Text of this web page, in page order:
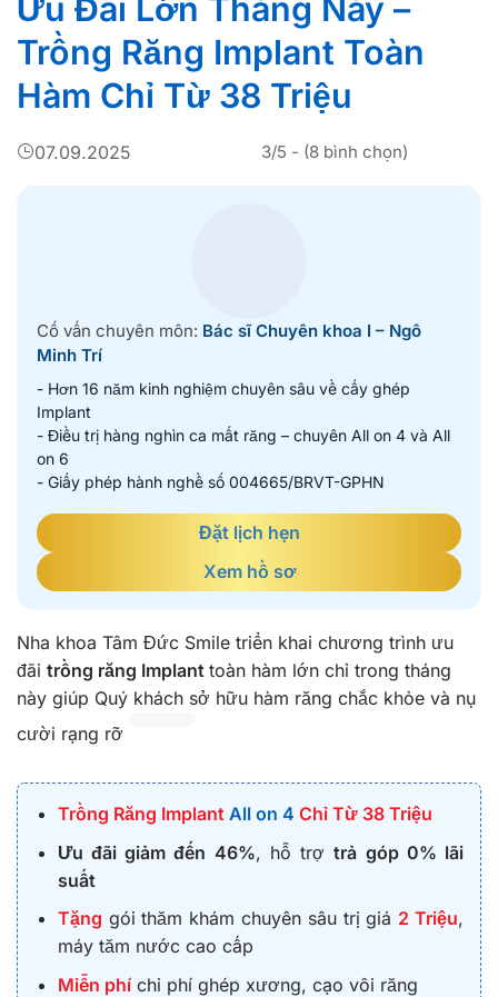
Ưu Đãi Lớn Tháng Này –
Trồng Răng Implant Toàn
Hàm Chỉ Từ 38 Triệu
07.09.2025 3/5 - (8 bình chọn)
Cố vấn chuyên môn: Bác sĩ Chuyên khoa I – Ngô
Minh Trí
- Hơn 16 năm kinh nghiệm chuyên sâu về cấy ghép
Implant
- Điều trị hàng nghìn ca mất răng – chuyên All on 4 và All
on 6
- Giấy phép hành nghề số 004665/BRVT-GPHN
Đặt lịch hẹn
Xem hồ sơ
Nha khoa Tâm Đức Smile triển khai chương trình ưu
đãi trồng răng Implant toàn hàm lớn chỉ trong tháng
này giúp Quý khách sở hữu hàm răng chắc khỏe và nụ
cười rạng rỡ
Trồng Răng Implant All on 4 Chỉ Từ38 Triệu
Ưu đãi giảm đến 46%, hỗ trợtrả góp 0% lãi
suất
Tặng gói thăm khám chuyên sâu trị giá 2 Triệu,
máy tăm nước cao cấp
Miễn phíchi phí ghép xương, cạo vôi răng